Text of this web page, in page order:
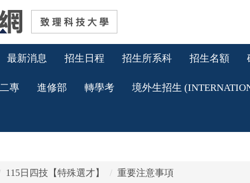
最新消息 招生日程 招生所系科 招生名額
專 進修部 轉學考 境外生招生
115日四技【特殊選才】 重要注意事項